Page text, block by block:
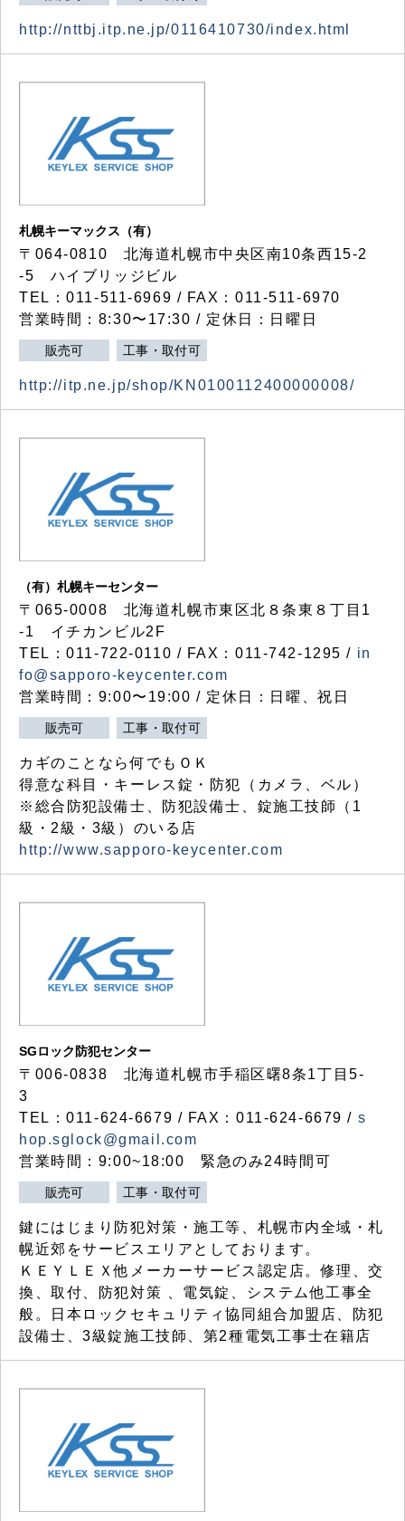
http://nttbj.itp.ne.jp/0116410730/index.html
札幌キーマックス（有）
〒064-0810 北海道札幌市中央区南10条西15-2
-5 ハイブリッジビル
TEL：011-511-6969 / FAX：011-511-6970
営業時間：8:30〜17:30 / 定休日：日曜日
販売可 工事・取付可
http://itp.ne.jp/shop/KN0100112400000008/
（有）札幌キーセンター
〒065-0008 北海道札幌市東区北８条東８丁目1
-1 イチカンビル2F
TEL：011-722-0110 / FAX：011-742-1295 / in
fo@sapporo-keycenter.com
営業時間：9:00〜19:00 / 定休日：日曜、祝日
販売可 工事・取付可
カギのことなら何でもＯＫ
得意な科目・キーレス錠・防犯（カメラ、ベル）
※総合防犯設備士、防犯設備士、錠施工技師（1
級・2級・3級）のいる店
http://www.sapporo-keycenter.com
SGロック防犯センター
〒006-0838 北海道札幌市手稲区曙8条1丁目5-
3
TEL：011-624-6679 / FAX：011-624-6679 / s
hop.sglock@gmail.com
営業時間：9:00~18:00 緊急のみ24時間可
販売可 工事・取付可
鍵にはじまり防犯対策・施工等、札幌市内全域・札
幌近郊をサービスエリアとしております。
ＫＥＹＬＥＸ他メーカーサービス認定店。修理、交
換、取付、防犯対策 、電気錠、システム他工事全
般。日本ロックセキュリティ協同組合加盟店、防犯
設備士、3級錠施工技師、第2種電気工事士在籍店